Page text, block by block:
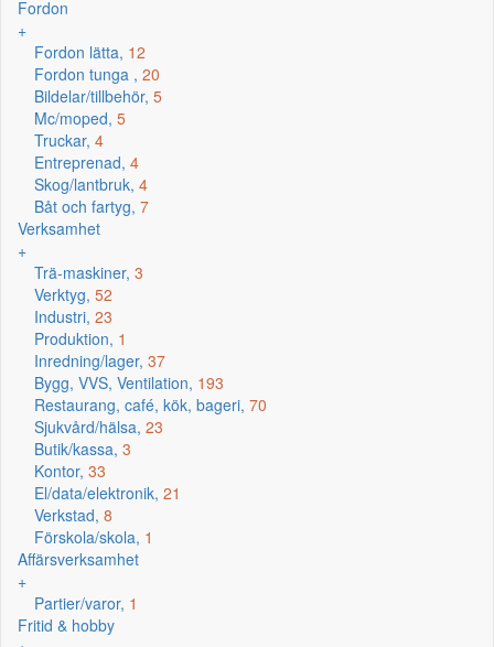
Fordon
+
Fordon lätta, 12
Fordon tunga , 20
Bildelar/tillbehör, 5
Mc/moped, 5
Truckar, 4
Entreprenad, 4
Skog/lantbruk, 4
Båt och fartyg, 7
Verksamhet
+
Trä-maskiner, 3
Verktyg, 52
Industri, 23
Produktion, 1
Inredning/lager, 37
Bygg, VVS, Ventilation, 193
Restaurang, café, kök, bageri, 70
Sjukvård/hälsa, 23
Butik/kassa, 3
Kontor, 33
El/data/elektronik, 21
Verkstad, 8
Förskola/skola, 1
Affärsverksamhet
+
Partier/varor, 1
Fritid & hobby